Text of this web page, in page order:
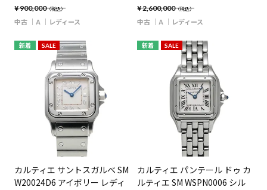
¥900,000（税込）
中古 A レディース
¥2,600,000（税込）
中古 A レディース
新着 SALE
カルティエ サントスガルベ SM
W20024D6 アイボリー レディ
新着 SALE
カルティエ パンテール ドゥ カ
ルティエ SM WSPN0006 シル